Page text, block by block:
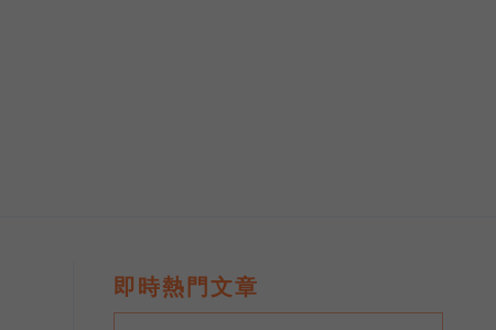
即時熱門文章